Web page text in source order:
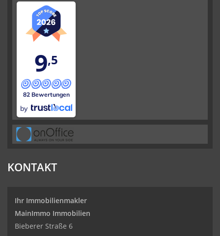
9,5
82 Bewertungen
by
KONTAKT
Ihr Immobilienmakler
MainImmo Immobilien
Bieberer Straße 6